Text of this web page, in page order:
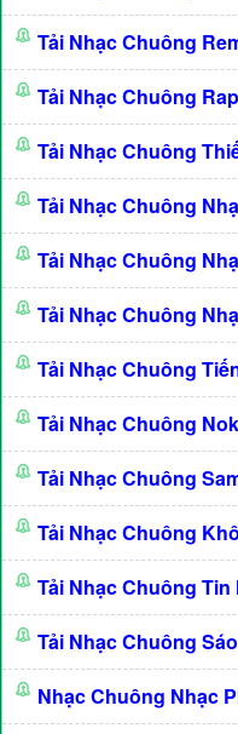
Tải Nhạc Chuông
Tải Nhạc Chuông
Tải Nhạc Chuông
Tải Nhạc Chuông
Tải Nhạc Chuông
Tải Nhạc Chuông
Tải Nhạc Chuông
Tải Nhạc Chuông
Tải Nhạc Chuông
Tải Nhạc Chuông
Tải Nhạc Chuông Tin
Tải Nhạc Chuông
Nhạc Chuông Nhạc